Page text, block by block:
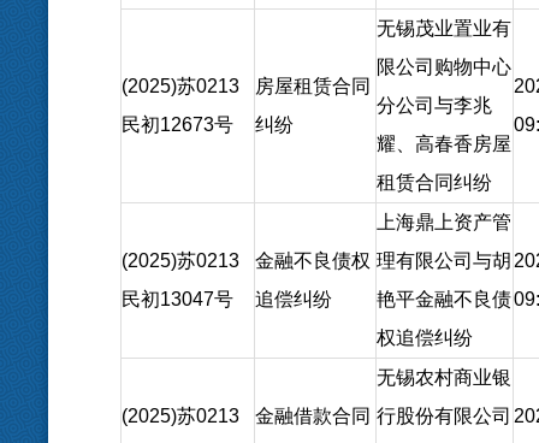
(2025)苏0213
民初12673号
房屋租赁合同
纠纷
无锡茂业置业有
限公司购物中心
分公司与李兆
耀、高春香房屋
租赁合同纠纷
(2025)苏0213
民初13047号
金融不良债权
追偿纠纷
上海鼎上资产管
理有限公司与胡
艳平金融不良债
权追偿纠纷
(2025)苏0213
金融借款合同
无锡农村商业银
行股份有限公司